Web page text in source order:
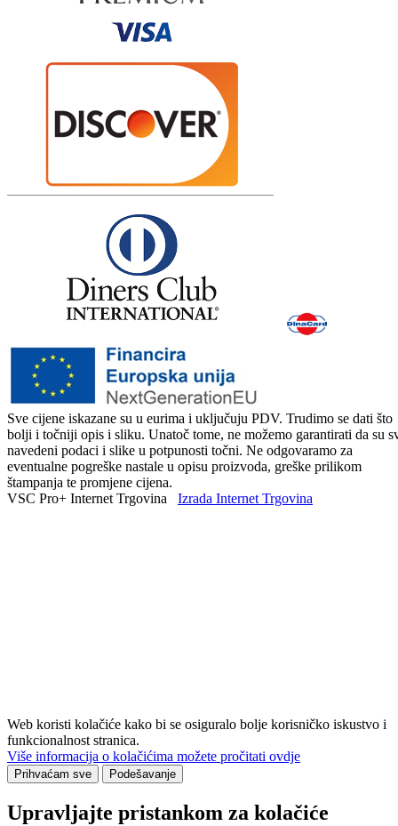
Sve cijene iskazane su u eurima i uključuju PDV. Trudimo se dati što
bolji i točniji opis i sliku. Unatoč tome, ne možemo garantirati da su
navedeni podaci i slike u potpunosti točni. Ne odgovaramo za
eventualne pogreške nastale u opisu proizvoda, greške prilikom
štampanja te promjene cijena.
VSC Pro+ Internet Trgovina Izrada Internet Trgovina
Web koristi kolačiće kako bi se osiguralo bolje korisničko iskustvo i
funkcionalnost stranica.
Više informacija o kolačićima možete pročitati ovdje
Prihvaćam sve Podešavanje
Upravljajte pristankom za kolačiće